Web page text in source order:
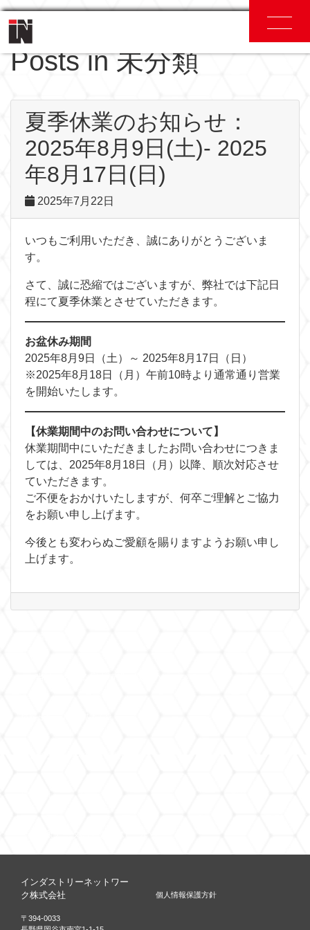
Currently Viewing
Posts in 未分類
夏季休業のお知らせ：
2025年8月9日(土)- 2025
年8月17日(日)
2025年7月22日
いつもご利用いただき、誠にありがとうございま
す。
さて、誠に恐縮ではございますが、弊社では下記日
程にて夏季休業とさせていただきます。
お盆休み期間
2025年8月9日（土）～ 2025年8月17日（日）
※2025年8月18日（月）午前10時より通常通り営業
を開始いたします。
【休業期間中のお問い合わせについて】
休業期間中にいただきましたお問い合わせにつきま
しては、2025年8月18日（月）以降、順次対応させ
ていただきます。
ご不便をおかけいたしますが、何卒ご理解とご協力
をお願い申し上げます。
今後とも変わらぬご愛顧を賜りますようお願い申し
上げます。
インダストリーネットワー
ク株式会社
〒394-0033
個人情報保護方針